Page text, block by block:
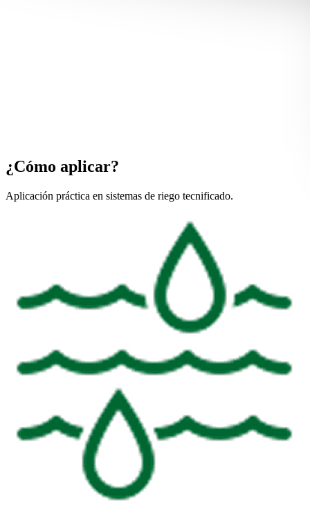
¿Cómo aplicar?
Aplicación práctica en sistemas de riego tecnificado.